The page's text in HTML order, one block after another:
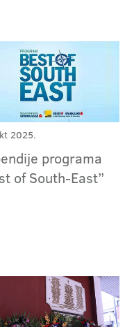
2025.
programa
of South-East”